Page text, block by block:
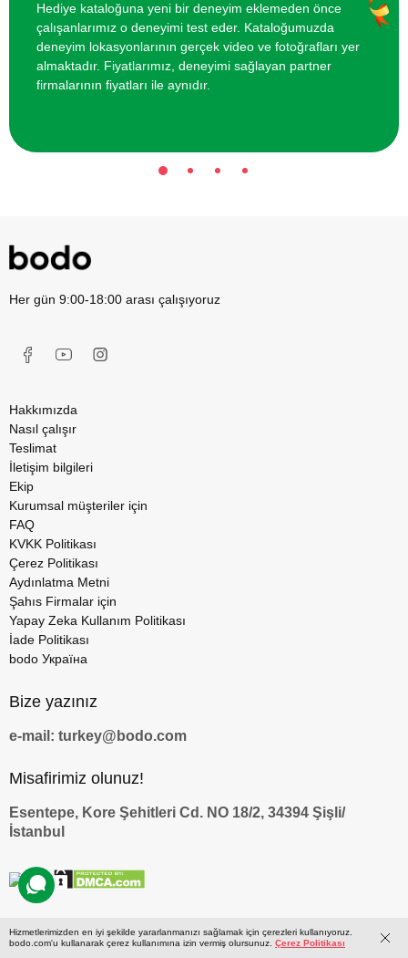
Arkadaş Grubu için XPZONE'de
Yenilikçi İnteraktif Oyunlar
2700 TL
Hediye kataloğuna yeni bir deneyim eklemeden önce
çalışanlarımız o deneyimi test eder. Kataloğumuzda
deneyim lokasyonlarının gerçek video ve fotoğrafları yer
almaktadır. Fiyatlarımız, deneyimi sağlayan partner
firmalarının fiyatları ile aynıdır.
Her gün 9:00-18:00 arası çalışıyoruz
Hakkımızda
Nasıl çalışır
Teslimat
İletişim bilgileri
Ekip
Kurumsal müşteriler için
FAQ
KVKK Politikası
Çerez Politikası
Aydınlatma Metni
Şahıs Firmalar için
Yapay Zeka Kullanım Politikası
İade Politikası
bodo Україна
Bize yazınız
e-mail: turkey@bodo.com
Misafirimiz olunuz!
Esentepe, Kore Şehitleri Cd. NO 18/2, 34394 Şişli/
İstanbul
Hizmetlerimizden en iyi şekilde yararlanmanızı sağlamak için çerezleri kullanıyoruz.
bodo.com'u kullanarak çerez kullanımına izin vermiş olursunuz. Çerez Politikası